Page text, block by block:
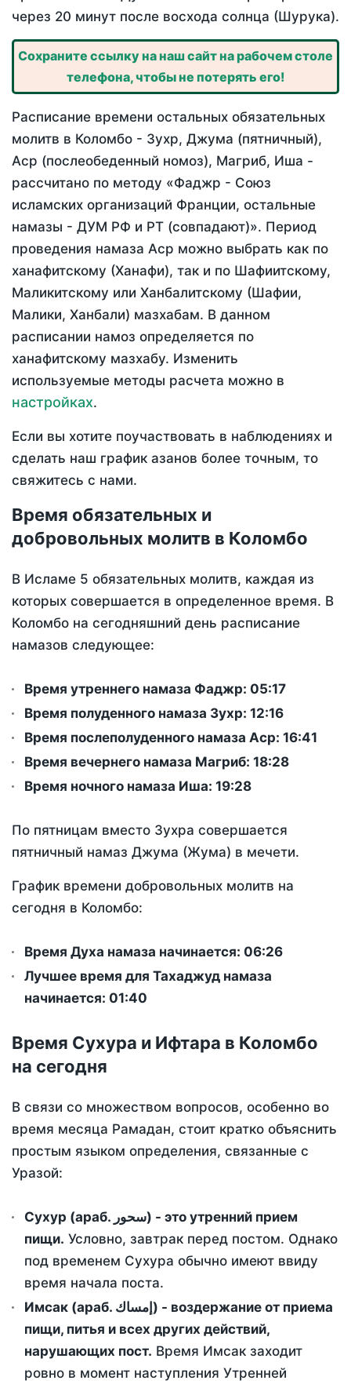
через 20 минут после восхода солнца (Шурука).
Сохраните ссылку на наш сайт на рабочем столе
телефона, чтобы не потерять его!
Расписание времени остальных обязательных
молитв в Коломбо - Зухр, Джума (пятничный),
Аср (послеобеденный номоз), Магриб, Иша -
рассчитано по методу «Фаджр - Союз
исламских организаций Франции, остальные
намазы - ДУМ РФ и РТ (совпадают)». Период
проведения намаза Аср можно выбрать как по
ханафитскому (Ханафи), так и по Шафиитскому,
Маликитскому или Ханбалитскому (Шафии,
Малики, Ханбали) мазхабам. В данном
расписании намоз определяется по
ханафитскому мазхабу. Изменить
используемые методы расчета можно в
настройках.
Если вы хотите поучаствовать в наблюдениях и
сделать наш график азанов более точным, то
свяжитесь с нами.
Время обязательных и
добровольных молитв в Коломбо
В Исламе 5 обязательных молитв, каждая из
которых совершается в определенное время. В
Коломбо на сегодняшний день расписание
намазов следующее:
Время утреннего намаза Фаджр: 05:17
Время полуденного намаза Зухр: 12:16
Время послеполуденного намаза Аср: 16:41
Время вечернего намаза Магриб: 18:28
Время ночного намаза Иша: 19:28
По пятницам вместо Зухра совершается
пятничный намаз Джума (Жума) в мечети.
График времени добровольных молитв на
сегодня в Коломбо:
Время Духа намаза начинается: 06:26
Лучшее время для Тахаджуд намаза
начинается: 01:40
Время Сухура и Ифтара в Коломбо
на сегодня
В связи со множеством вопросов, особенно во
время месяца Рамадан, стоит кратко объяснить
простым языком определения, связанные с
Уразой:
Сухур (араб. سحور) - это утренний прием
пищи. Условно, завтрак перед постом. Однако
под временем Сухура обычно имеют ввиду
время начала поста.
Имсак (араб. إمساك) - воздержание от приема
пищи, питья и всех других действий,
нарушающих пост. Время Имсак заходит
ровно в момент наступления Утренней